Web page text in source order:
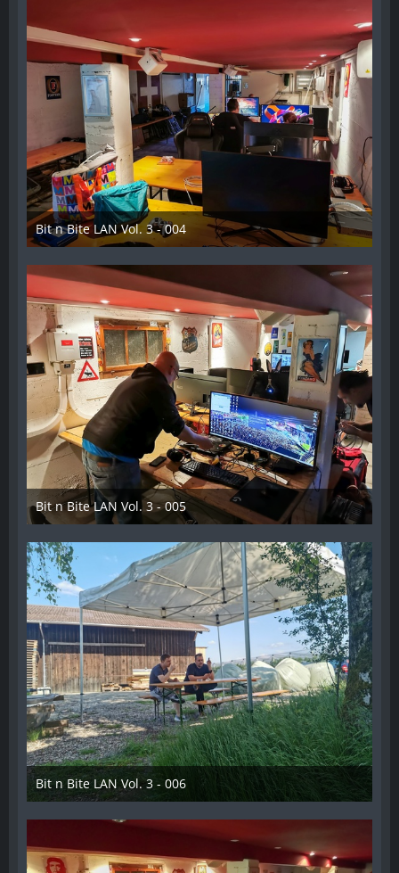
Bit n Bite LAN Vol. 3 - 004
8. Juni 2023
Bit n Bite LAN Vol. 3 - 005
8. Juni 2023
Bit n Bite LAN Vol. 3 - 006
8. Juni 2023